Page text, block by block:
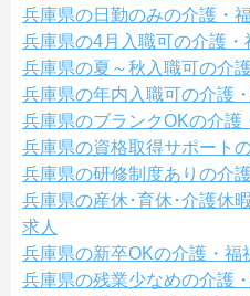
兵庫県の日勤のみの介護・
兵庫県の4月入職可の介護・
兵庫県の夏～秋入職可の介
兵庫県の年内入職可の介護
兵庫県のブランクOKの介護
兵庫県の資格取得サポート
兵庫県の研修制度ありの介
兵庫県の産休･育休･介護休
求人
兵庫県の新卒OKの介護・福
兵庫県の残業少なめの介護